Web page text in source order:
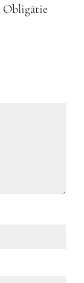
Obligātie